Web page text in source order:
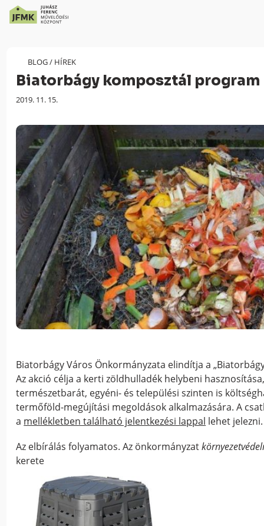
Content
navigációhoz
BLOG/ HÍREK
Biatorbágy komposztál program
Megjelenés
2019. 11. 15.
Biatorbágy Város Önkormányzata elindítja a
Az akció célja a kerti zöldhulladék helybeni
természetbarát, egyéni- és települési szinten is
termőföld-megújítási megoldások alkalmazására. A
a mellékletben található jelentkezési lappal lehet jelezni.
Az elbírálás folyamatos. Az önkormányzat
kerete